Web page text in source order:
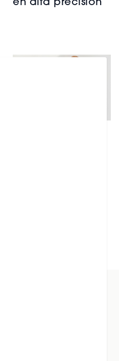
en alta precisión
al newsletter